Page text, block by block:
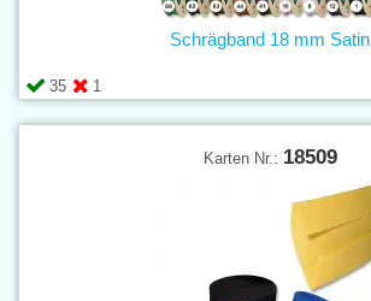
35 1
Schrägband 18 mm Satin
Karten Nr.: 18509